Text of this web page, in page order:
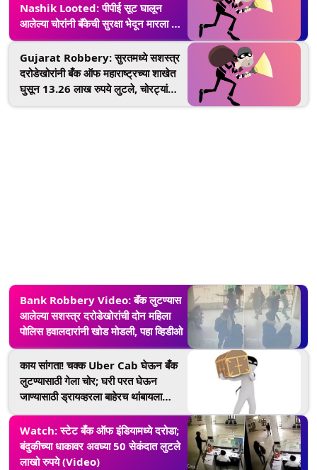
Nashik Looted: पीपीई सूट घालून
आलेल्या चोरांनी बॅंकेची सुरक्षा भेदून मारला 5
कोटींच्या दागिन्यांवर डल्ला
Gujarat Robbery: सुरतमध्ये सशस्त्र
दरोडेखोरांनी बँक ऑफ महाराष्ट्रच्या शाखेत
घुसून 13.26 लाख रुपये लुटले, चोरट्यांचा
Bank Robbery Video: बॅंक लुटण्यास
आलेल्या सशस्त्र दरोडेखोरांची दोन महिला
पोलिस हवालदारांनी खोड मोडली, पहा व्हिडीओ
काय सांगता! चक्क Uber Cab घेऊन बँक
लुटण्यासाठी गेला चोर; घरी परत घेऊन
जाण्यासाठी ड्रायव्हरला बाहेरच थांबायला
सांगितले
Watch: स्टेट बँक ऑफ इंडियामध्ये दरोडा;
बंदुकीच्या धाकावर अवघ्या 50 सेकंदात लुटले
लाखो रुपये (Video)